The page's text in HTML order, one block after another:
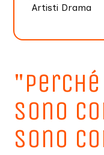
Artisti Drama
sono
sono